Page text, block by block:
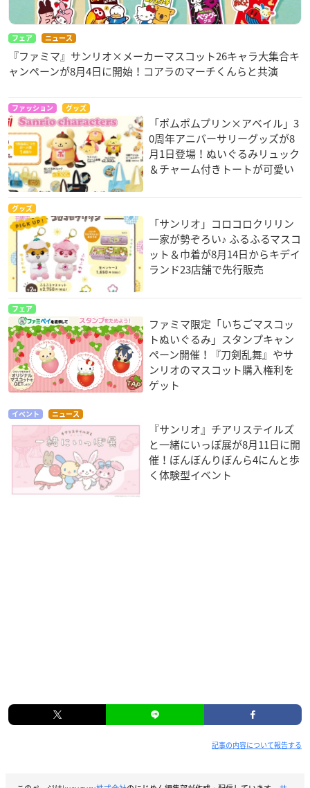
フェア ニュース
『ファミマ』サンリオ×メーカーマスコット26キャラ大集合キ
ャンペーンが8月4日に開始！コアラのマーチくんらと共演
ファッション グッズ
「ポムポムプリン×アベイル」3
0周年アニバーサリーグッズが8
月1日登場！ぬいぐるみリュック
＆チャーム付きトートが可愛い
グッズ
「サンリオ」コロコロクリリン
一家が勢ぞろい♪ ふるふるマスコ
ット＆巾着が8月14日からキデイ
ランド23店舗で先行販売
フェア
ファミマ限定「いちごマスコッ
トぬいぐるみ」スタンプキャン
ペーン開催！『刀剣乱舞』やサ
ンリオのマスコット購入権利を
ゲット
イベント ニュース
『サンリオ』チアリステイルズ
と一緒にいっぽ展が8月11日に開
催！ぼんぼんりぼんら4にんと歩
く体験型イベント
記事の内容について報告する